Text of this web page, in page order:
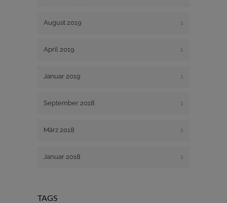
August 2019 1
April 2019 1
Januar 2019 1
September 2018 1
März 2018 1
Januar 2018 1
TAGS